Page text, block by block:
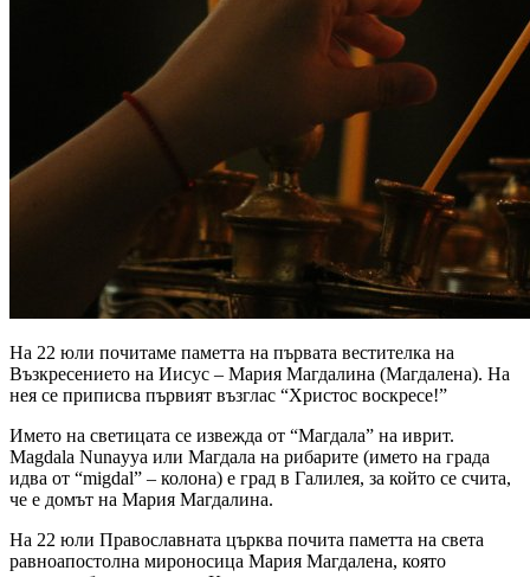
На 22 юли почитаме паметта на първата вестителка на
Възкресението на Иисус – Мария Магдалина (Магдалена). На
нея се приписва първият възглас “Христос воскресе!”
Името на светицата се извежда от “Магдала” на иврит.
Magdala Nunayya или Магдала на рибарите (името на града
идва от “migdal” – колона) е град в Галилея, за който се счита,
че е домът на Мария Магдалина.
На 22 юли Православната църква почита паметта на света
равноапостолна мироносица Мария Магдалeна, която